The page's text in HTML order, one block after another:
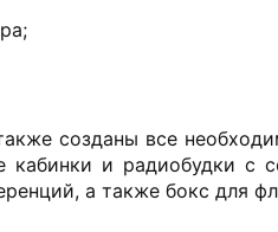
созданы все
кабинки и радиобудки с
а также бокс для